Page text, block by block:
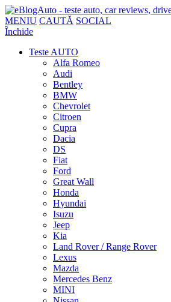
MENIU CAUTĂ SOCIAL
Închide
Teste AUTO
Alfa Romeo
Audi
Bentley
BMW
Chevrolet
Citroen
Cupra
Dacia
DS
Fiat
Ford
Great Wall
Honda
Hyundai
Isuzu
Jeep
Kia
Land Rover / Range Rover
Lexus
Mazda
Mercedes Benz
MINI